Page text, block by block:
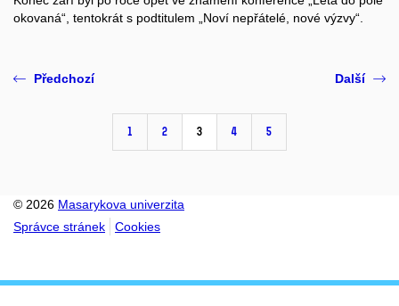
okovaná“, tentokrát s podtitulem „Noví nepřátelé, nové výzvy“.
Předchozí
1 2 3 4 5
Další
© 2026 Masarykova univerzita
Správce stránek
Cookies